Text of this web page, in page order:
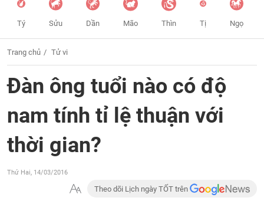
Tý Sửu Dần Mão Thìn Tị Ngọ
Trang chủ Tử vi
Đàn ông tuổi nào có độ
nam tính tỉ lệ thuận với
thời gian?
Thứ Hai, 14/03/2016
Theo dõi Lịch ngày TỐT trên